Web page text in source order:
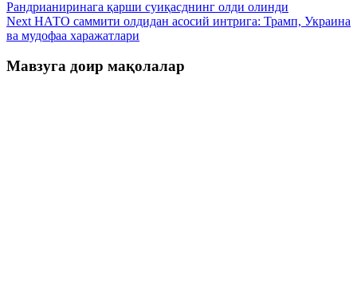
Рандрианиринага қарши суиқасднинг олди олинди
Next НАТО саммити олдидан асосий интрига: Трамп, Украина
ва мудофаа харажатлари
Мавзуга доир мақолалар